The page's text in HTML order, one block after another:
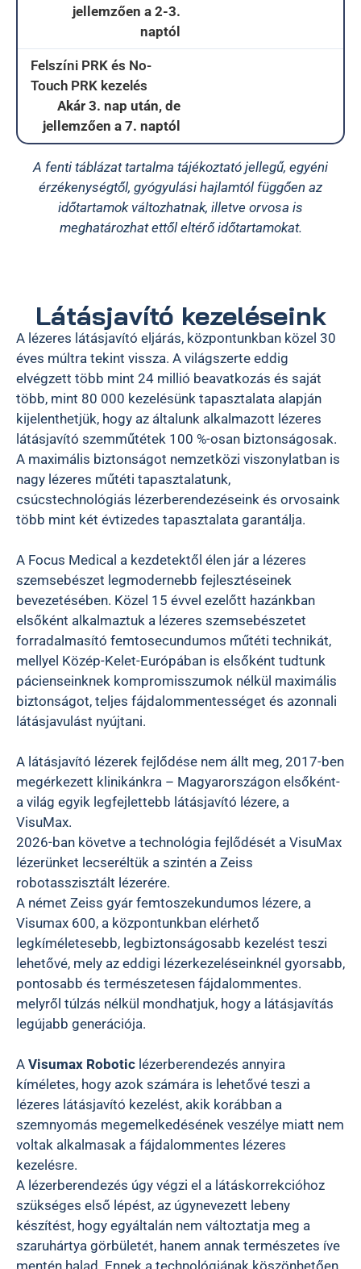
jellemzően a 2-3.
naptól
Felszíni PRK és No-
Touch PRK kezelés
Akár 3. nap után, de
jellemzően a 7. naptól
A fenti táblázat tartalma tájékoztató jellegű, egyéni
érzékenységtől, gyógyulási hajlamtól függően az
időtartamok változhatnak, illetve orvosa is
meghatározhat ettől eltérő időtartamokat.
Látásjavító kezeléseink
A lézeres látásjavító eljárás, központunkban közel 30
éves múltra tekint vissza. A világszerte eddig
elvégzett több mint 24 millió beavatkozás és saját
több, mint 80 000 kezelésünk tapasztalata alapján
kijelenthetjük, hogy az általunk alkalmazott lézeres
látásjavító szemműtétek 100 %-osan biztonságosak.
A maximális biztonságot nemzetközi viszonylatban is
nagy lézeres műtéti tapasztalatunk,
csúcstechnológiás lézerberendezéseink és orvosaink
több mint két évtizedes tapasztalata garantálja.
A Focus Medical a kezdetektől élen jár a lézeres
szemsebészet legmodernebb fejlesztéseinek
bevezetésében. Közel 15 évvel ezelőtt hazánkban
elsőként alkalmaztuk a lézeres szemsebészetet
forradalmasító femtosecundumos műtéti technikát,
mellyel Közép-Kelet-Európában is elsőként tudtunk
pácienseinknek kompromisszumok nélkül maximális
biztonságot, teljes fájdalommentességet és azonnali
látásjavulást nyújtani.
A látásjavító lézerek fejlődése nem állt meg, 2017-ben
megérkezett klinikánkra – Magyarországon elsőként-
a világ egyik legfejlettebb látásjavító lézere, a
VisuMax.
2026-ban követve a technológia fejlődését a VisuMax
lézerünket lecseréltük a szintén a Zeiss
robotasszisztált lézerére.
A német Zeiss gyár femtoszekundumos lézere, a
Visumax 600, a központunkban elérhető
legkíméletesebb, legbiztonságosabb kezelést teszi
lehetővé, mely az eddigi lézerkezeléseinknél gyorsabb,
pontosabb és természetesen fájdalommentes.
melyről túlzás nélkül mondhatjuk, hogy a látásjavítás
legújabb generációja.
A Visumax Robotic lézerberendezés annyira
kíméletes, hogy azok számára is lehetővé teszi a
lézeres látásjavító kezelést, akik korábban a
szemnyomás megemelkedésének veszélye miatt nem
voltak alkalmasak a fájdalommentes lézeres
kezelésre.
A lézerberendezés úgy végzi el a látáskorrekcióhoz
szükséges első lépést, az úgynevezett lebeny
készítést, hogy egyáltalán nem változtatja meg a
szaruhártya görbületét, hanem annak természetes íve
mentén halad. Ennek a technológiának köszönhetően